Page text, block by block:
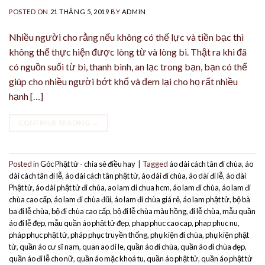
POSTED ON 21 THÁNG 5, 2019 BY ADMIN
Nhiều người cho rằng nếu không có thế lực và tiền bạc thì
không thể thực hiện được lòng từ và lòng bi. Thật ra khi đã
có nguồn suối từ bi, thanh bình, an lạc trong bạn, bạn có thể
giúp cho nhiều người bớt khổ và đem lại cho họ rất nhiều
hạnh […]
Posted inGóc Phật tử - chia sẻ điều hay Taggedáo dài cách tân đi chùa,áo
dài cách tân đi lễ,áo dài cách tân phật tử,áo dài đi chùa,áo dài đi lễ,áo dài
Phật tử,áo dài phật tử đi chùa,ao lam di chua hcm,áo lam đi chùa,áo lam đi
chùa cao cấp,áo lam đi chùa đũi,áo lam đi chùa giá rẻ,áo lam phật tử,bộ bà
ba đi lễ chùa,bộ đi chùa cao cấp,bộ đi lễ chùa màu hồng,đi lễ chùa,mẫu quần
áo đi lễ đẹp,mẫu quần áo phật tử đẹp,phap phuc cao cap,phap phuc nu,
pháp phục phật tử,pháp phục truyền thống,phụ kiện đi chùa,phụ kiện phật
tử,quần áo cư sĩ nam,quan ao di le,quần áo đi chùa,quần áo đi chùa đẹp,
quần áo đi lễ cho nữ,quần áo mặc khoá tu,quần áo phật tử,quần áo phật tử